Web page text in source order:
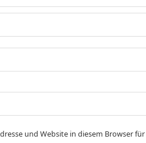
und Website in diesem Browser